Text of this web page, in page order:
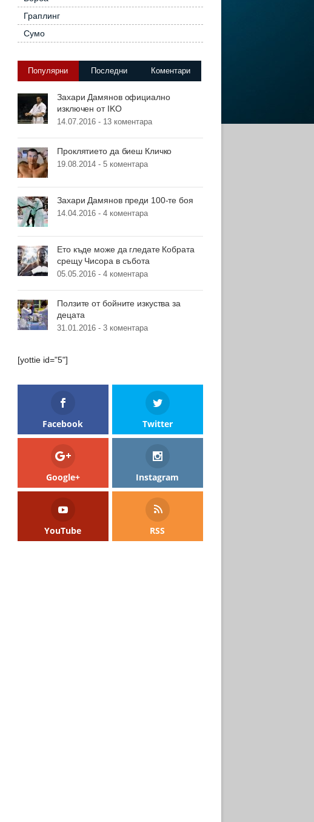
Граплинг
Сумо
Популярни Последни Коментари
Захари Дамянов официално
изключен от IKO
14.07.2016 - 13 коментара
Проклятието да биеш Кличко
19.08.2014 - 5 коментара
Захари Дамянов преди 100-те боя
14.04.2016 - 4 коментара
Ето къде може да гледате Кобрата
срещу Чисора в събота
05.05.2016 - 4 коментара
Ползите от бойните изкуства за
децата
31.01.2016 - 3 коментара
[yottie id="5"]
Facebook Twitter
Google+ Instagram
YouTube RSS